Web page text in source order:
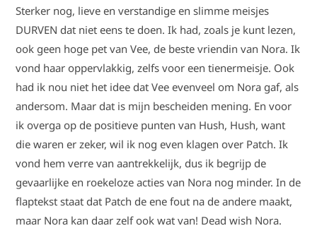
Sterker nog, lieve en verstandige en slimme meisjes
DURVEN dat niet eens te doen. Ik had, zoals je kunt lezen,
ook geen hoge pet van Vee, de beste vriendin van Nora. Ik
vond haar oppervlakkig, zelfs voor een tienermeisje. Ook
had ik nou niet het idee dat Vee evenveel om Nora gaf, als
andersom. Maar dat is mijn bescheiden mening. En voor
ik overga op de positieve punten van Hush, Hush, want
die waren er zeker, wil ik nog even klagen over Patch. Ik
vond hem verre van aantrekkelijk, dus ik begrijp de
gevaarlijke en roekeloze acties van Nora nog minder. In de
flaptekst staat dat Patch de ene fout na de andere maakt,
maar Nora kan daar zelf ook wat van! Dead wish Nora.